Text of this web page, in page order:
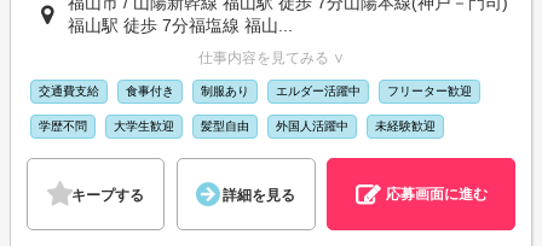
福山駅 徒歩 7分福塩線 福山...
仕事内容を見てみる ∨
交通費支給 食事付き 制服あり エルダー活躍中 フリーター歓迎
学歴不問 大学生歓迎 髪型自由 外国人活躍中 未経験歓迎
キープする 詳細を見る 応募画面に進む